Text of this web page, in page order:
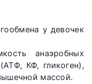
у девочек
анаэробных
КФ, гликоген),
массой.